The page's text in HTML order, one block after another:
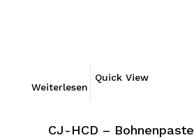
Weiterlesen
Quick View
CJ-HCD – Bohnenpaste